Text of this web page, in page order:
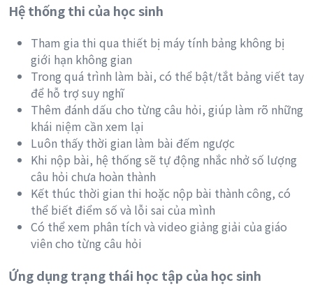
Hệ thống thi của học sinh
Tham gia thi qua thiết bị máy tính bảng không bị
giới hạn không gian
Trong quá trình làm bài, có thể bật/tắt bảng viết tay
để hỗ trợ suy nghĩ
Thêm đánh dấu cho từng câu hỏi, giúp làm rõ những
khái niệm cần xem lại
Luôn thấy thời gian làm bài đếm ngược
Khi nộp bài, hệ thống sẽ tự động nhắc nhở số lượng
câu hỏi chưa hoàn thành
Kết thúc thời gian thi hoặc nộp bài thành công, có
thể biết điểm số và lỗi sai của mình
Có thể xem phân tích và video giảng giải của giáo
viên cho từng câu hỏi
Ứng dụng trạng thái học tập của học sinh